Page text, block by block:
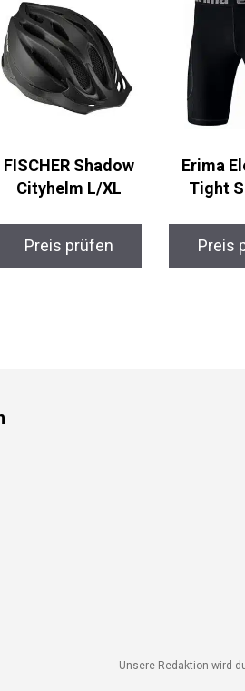
FISCHER Shadow
Cityhelm L/XL
Preis prüfen
Erima
Tight
Preis
Unsere Redaktion wird